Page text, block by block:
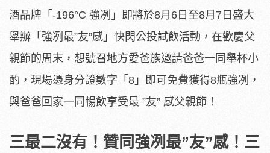
酒品牌「-196°C 強冽」即將於8月6日至8月7日盛大
舉辦「強冽最”友”感」快閃公投試飲活動，在歡慶父
親節的周末，想號召地方愛爸族邀請爸爸一同舉杯小
酌，現場憑身分證數字「8」即可免費獲得8瓶強冽，
與爸爸回家一同暢飲享受最 ”友” 感父親節！
三最二沒有！贊同強冽最”友”感！三